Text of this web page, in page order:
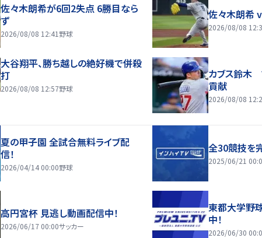
佐々木朗希が6回2失点 6勝目なら
ず
2026/08/08 12:41 野球
佐々木朗希
2026/08/08
大谷翔平、勝ち越しの絶好機で併殺
打
2026/08/08 12:57野球
カブス鈴木
貢献
2026/08/08
夏の甲子園 全試合無料ライブ配
信！
2026/04/14 00:00野球
全30競技を
2025/06/21
高円宮杯 見逃し動画配信中！
2026/06/17 00:00サッカー
東都大学野
中！
2026/06/30